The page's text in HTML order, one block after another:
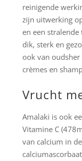
reinigende
zijn uitwerking
en een
dik, sterk en
ook van
crèmes en
Vrucht
Amalaki is ook
Vitamine C
van calcium in